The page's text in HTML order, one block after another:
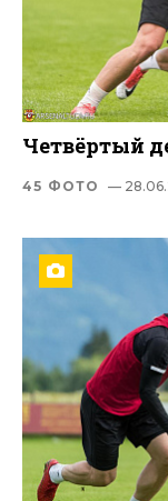
Четвёртый
45 ФОТО —